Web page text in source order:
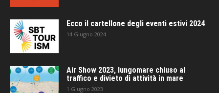
Ecco il cartellone degli eventi estivi 2024
14 Giugno 2024
Air Show 2023, lungomare chiuso al
traffico e divieto di attività in mare
1 Giugno 2023